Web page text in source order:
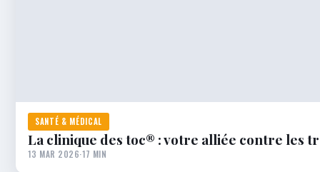
SANTÉ & MÉDICAL
La clinique des toc® : votre alliée contre les
13 MAR 2026·17 MIN